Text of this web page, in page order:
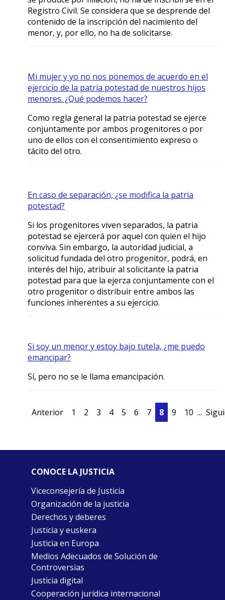
Registro Civil. Se considera que se desprende del
contenido de la inscripción del nacimiento del
menor, y, por ello, no ha de solicitarse.
Mi mujer y yo no nos ponemos de acuerdo en el
ejercicio de la patria potestad de nuestros hijos
menores. ¿Qué podemos hacer?
Como regla general la patria potestad se ejerce
conjuntamente por ambos progenitores o por
uno de ellos con el consentimiento expreso o
tácito del otro.
En caso de separación, ¿se modifica la patria
potestad?
Si los progenitores viven separados, la patria
potestad se ejercerá por aquel con quien el hijo
conviva. Sin embargo, la autoridad judicial, a
solicitud fundada del otro progenitor, podrá, en
interés del hijo, atribuir al solicitante la patria
potestad para que la ejerza conjuntamente con el
otro progenitor o distribuir entre ambos las
funciones inherentes a su ejercicio.
Si soy un menor y estoy bajo tutela, ¿me puedo
emancipar?
Sí, pero no se le llama emancipación.
Anterior 1 2 3 4 5 6 7 8 9 10 ...
CONOCE LA JUSTICIA
Viceconsejería de Justicia
Organización de la justicia
Derechos y deberes
Justicia y euskera
Justicia en Europa
Medios Adecuados de Solución de
Controversias
Justicia digital
Cooperación jurídica internacional